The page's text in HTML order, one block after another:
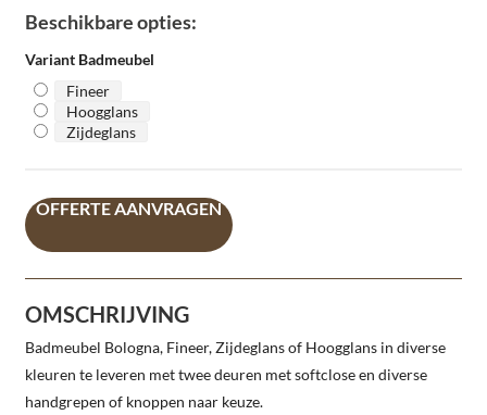
Beschikbare opties:
Variant Badmeubel
Fineer
Hoogglans
Zijdeglans
OFFERTE AANVRAGEN
OMSCHRIJVING
Badmeubel Bologna, Fineer, Zijdeglans of Hoogglans in diverse
kleuren te leveren met twee deuren met softclose en diverse
handgrepen of knoppen naar keuze.